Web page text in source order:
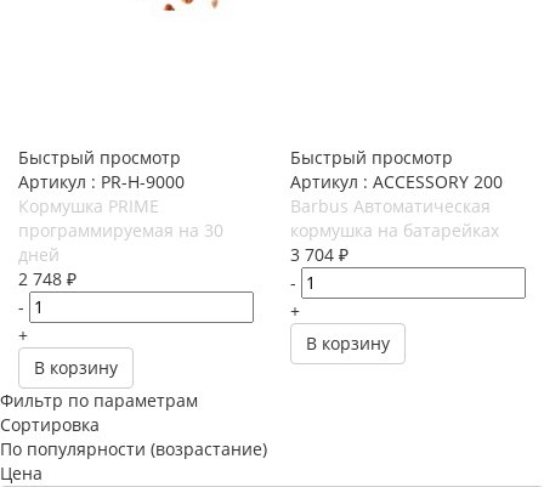
Быстрый просмотр
Артикул : PR-H-9000
Кормушка PRIME
программируемая на 30
дней
2 748 ₽
-
+
В корзину
Быстрый просмотр
Артикул : ACCESSORY 200
Barbus Автоматическая
кормушка на батарейках
3 704 ₽
-
+
В корзину
Фильтр по параметрам
Сортировка
По популярности (возрастание)
Цена